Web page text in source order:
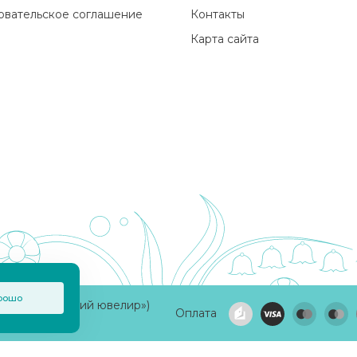
соглашение
Контакты
Карта сайта
ювелир»)
Оплата